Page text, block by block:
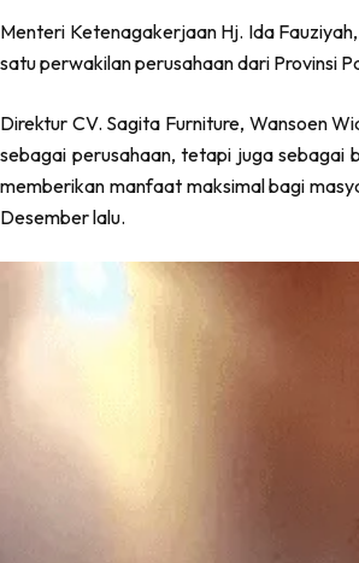
Menteri Ketenagakerjaan Hj. Ida
satu perwakilan perusahaan dari Provinsi
Direktur CV. Sagita Furniture, Wansoen
sebagai perusahaan, tetapi juga sebagai
memberikan manfaat maksimal bagi
Desember lalu.